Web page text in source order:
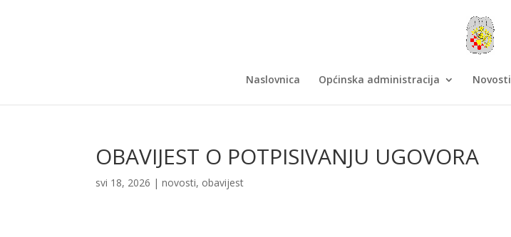
Naslovnica Općinska administracija Novosti
OBAVIJEST O POTPISIVANJU UGOVORA
svi 18, 2026 |novosti, obavijest